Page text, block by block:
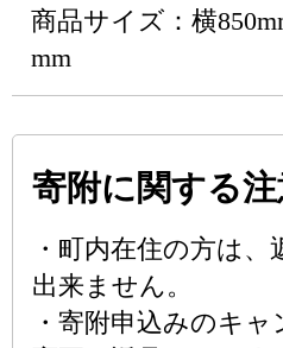
商品サイズ：横
mm
寄附に関する
・町内在住の方は、
出来ません。
・寄附申込みのキ